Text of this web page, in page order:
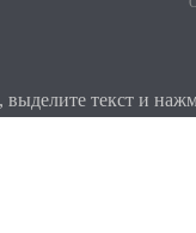
текст и